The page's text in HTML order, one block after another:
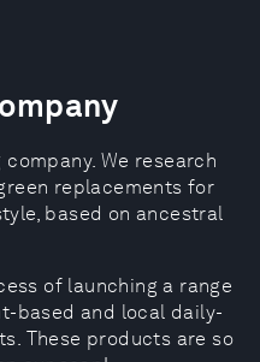
We research
replacements for
based on ancestral
of launching a range
based and local daily-
These products are so